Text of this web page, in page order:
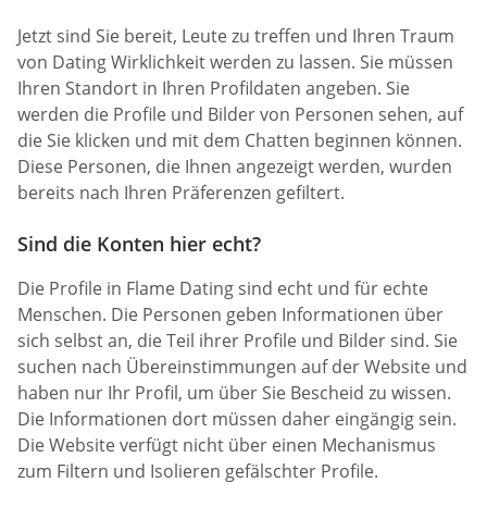
Jetzt sind Sie bereit, Leute zu treffen und Ihren Traum
von Dating Wirklichkeit werden zu lassen. Sie müssen
Ihren Standort in Ihren Profildaten angeben. Sie
werden die Profile und Bilder von Personen sehen, auf
die Sie klicken und mit dem Chatten beginnen können.
Diese Personen, die Ihnen angezeigt werden, wurden
bereits nach Ihren Präferenzen gefiltert.
Sind die Konten hier echt?
Die Profile in Flame Dating sind echt und für echte
Menschen. Die Personen geben Informationen über
sich selbst an, die Teil ihrer Profile und Bilder sind. Sie
suchen nach Übereinstimmungen auf der Website und
haben nur Ihr Profil, um über Sie Bescheid zu wissen.
Die Informationen dort müssen daher eingängig sein.
Die Website verfügt nicht über einen Mechanismus
zum Filtern und Isolieren gefälschter Profile.